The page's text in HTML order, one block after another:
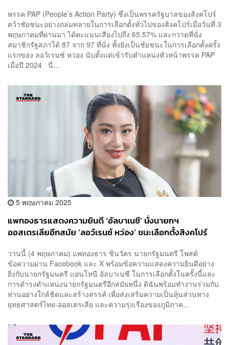
พรรค PAP (People’s Action Party) ซึ่งเป็นพรรครัฐบาลของสิงคโปร์
คว้าชัยชนะอย่างถล่มทลายในการเลือกตั้งทั่วไปของสิงคโปร์เมื่อวันที่ 3
พฤษภาคมที่ผ่านมา ได้คะแนนเสียงไปถึง 65.57% และกวาดที่นั่ง
สมาชิกรัฐสภาได้ 87 จาก 97 ที่นั่ง ทั้งยังเป็นชัยชนะในการเลือกตั้งครั้ง
แรกของ ลอว์เรนซ์ หว่อง นับตั้งแต่เข้ารับตำแหน่งหัวหน้าพรรค PAP
เมื่อปี 2024 นี่...
5 พฤษภาคม 2025
แพทองธารแสดงความยินดี ‘อัลบาเนซี’ นั่งนายกฯ
ออสเตรเลียอีกสมัย ‘ลอว์เรนซ์ หว่อง’ ชนะเลือกตั้งสิงคโปร์
วานนี้ (4 พฤษภาคม) แพทองธาร ชินวัตร นายกรัฐมนตรี โพสต์
ข้อความผ่าน Facebook และ X พร้อมข้อความแสดงความยินดีอย่าง
ยิ่งกับนายกรัฐมนตรี แอนโทนี อัลบาเนซี ในการเลือกตั้งในครั้งนี้และ
การดำรงตำแหน่งนายกรัฐมนตรีอีกสมัยหนึ่ง ดิฉันพร้อมทำงานร่วมกับ
ท่านอย่างใกล้ชิดและสร้างสรรค์ เพื่อส่งเสริมความเป็นหุ้นส่วนทาง
ยุทธศาสตร์ไทย-ออสเตรเลีย และความรุ่งเรืองของภูมิภาค...